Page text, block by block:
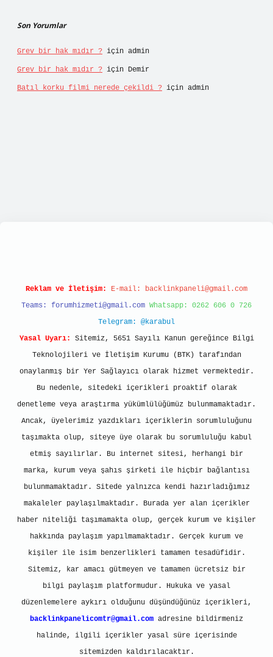
Son Yorumlar
Grev bir hak mıdır ? için admin
Grev bir hak mıdır ? için Demir
Batıl korku filmi nerede çekildi ? için admin
Reklam ve İletişim: E-mail: backlinkpaneli@gmail.com
Teams: forumhizmeti@gmail.com Whatsapp: 0262 606 0 726
Telegram: @karabul
Yasal Uyarı:
Sitemiz, 5651 Sayılı Kanun gereğince Bilgi
Teknolojileri ve İletişim Kurumu (BTK) tarafından
onaylanmış bir Yer Sağlayıcı olarak hizmet vermektedir.
Bu nedenle, sitedeki içerikleri proaktif olarak
denetleme veya araştırma yükümlülüğümüz bulunmamaktadır.
Ancak, üyelerimiz yazdıkları içeriklerin sorumluluğunu
taşımakta olup, siteye üye olarak bu sorumluluğu kabul
etmiş sayılırlar. Bu internet sitesi, herhangi bir
marka, kurum veya şahıs şirketi ile hiçbir bağlantısı
bulunmamaktadır. Sitede yalnızca kendi hazırladığımız
makaleler paylaşılmaktadır. Burada yer alan içerikler
haber niteliği taşımamakta olup, gerçek kurum ve kişiler
hakkında paylaşım yapılmamaktadır. Gerçek kurum ve
kişiler ile isim benzerlikleri tamamen tesadüfidir.
Sitemiz, kar amacı gütmeyen ve tamamen ücretsiz bir
bilgi paylaşım platformudur. Hukuka ve yasal
düzenlemelere aykırı olduğunu düşündüğünüz içerikleri,
backlinkpanelicomtr@gmail.com adresine bildirmeniz
halinde, ilgili içerikler yasal süre içerisinde
sitemizden kaldırılacaktır.